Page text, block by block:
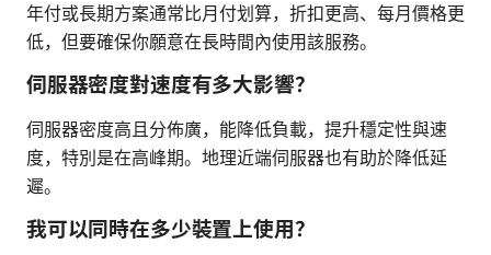
年付或長期方案通常比月付划算，折扣更高、每月價格更
低，但要確保你願意在長時間內使用該服務。
伺服器密度對速度有多大影響？
伺服器密度高且分佈廣，能降低負載，提升穩定性與速
度，特別是在高峰期。地理近端伺服器也有助於降低延
遲。
我可以同時在多少裝置上使用？